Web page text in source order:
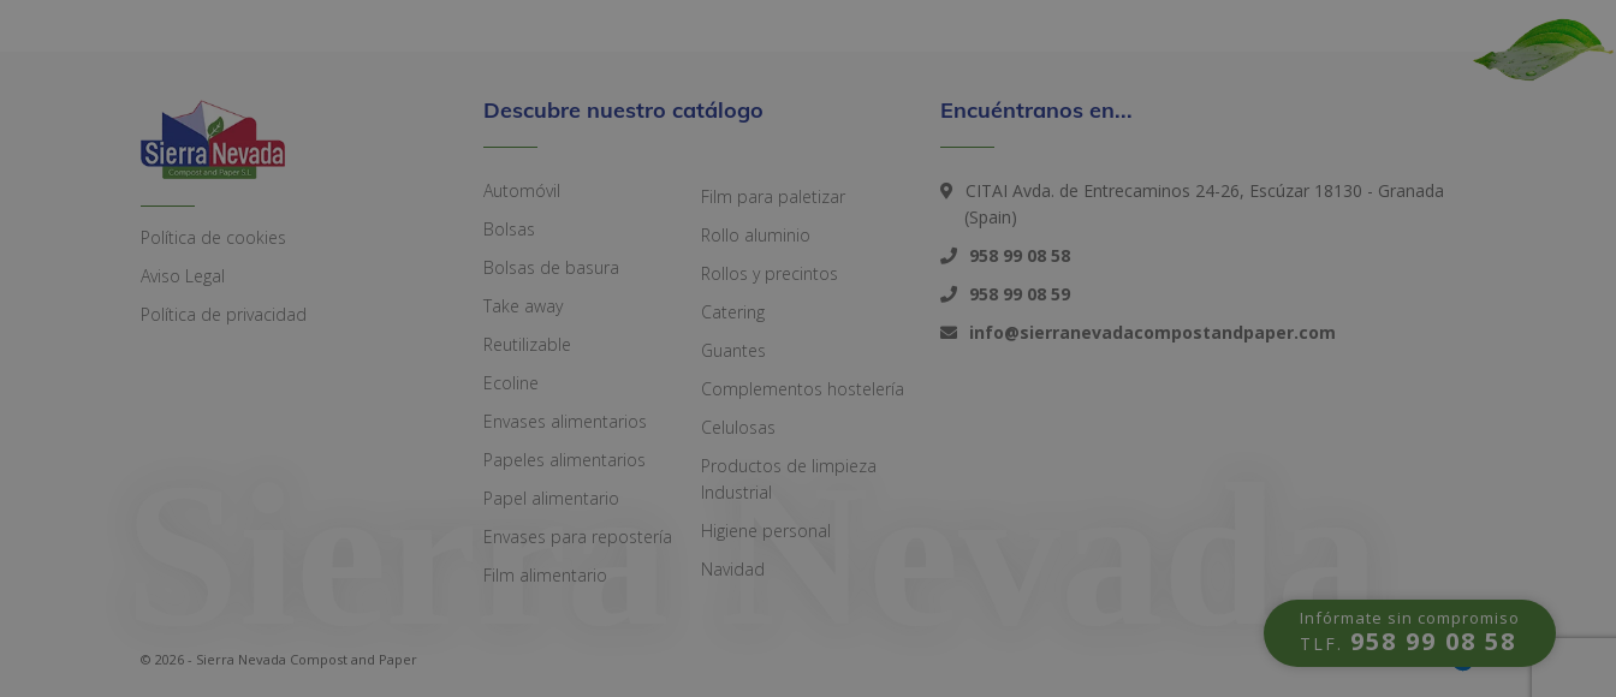
Infórmate sin compromiso
TLF. 958 99 08 58
Política de cookies
Aviso Legal
Política de privacidad
Descubre nuestro catálogo
Automóvil
Bolsas
Bolsas de basura
Take away
Reutilizable
Ecoline
Envases alimentarios
Papeles alimentarios
Papel alimentario
Envases para repostería
Film alimentario
Film para paletizar
Rollo aluminio
Rollos y precintos
Catering
Guantes
Complementos hostelería
Celulosas
Productos de limpieza
Industrial
Higiene personal
Navidad
Encuéntranos en...
CITAI Avda. de Entrecaminos 24-26, Escúzar 18130 - Granada
(Spain)
958 99 08 58
958 99 08 59
info@sierranevadacompostandpaper.com
© 2026 - Sierra Nevada Compost and Paper